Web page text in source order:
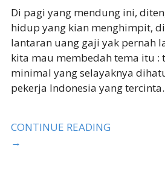
Di pagi yang mendung ini,
hidup yang kian menghimpit,
lantaran uang gaji yak pernah
kita mau membedah tema itu :
minimal yang selayaknya
pekerja Indonesia yang tercinta.
CONTINUE READING
→